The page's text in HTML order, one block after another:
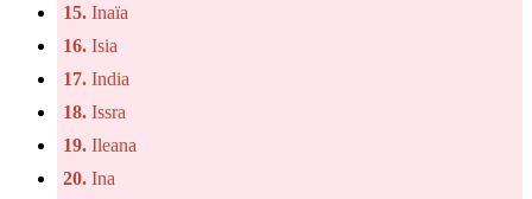
15. Inaïa
16. Isia
17. India
18. Issra
19. Ileana
20. Ina